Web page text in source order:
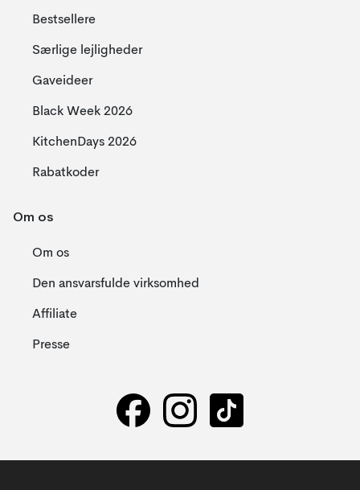
Bestsellere
Særlige lejligheder
Gaveideer
Black Week 2026
KitchenDays 2026
Rabatkoder
Om os
Om os
Den ansvarsfulde virksomhed
Affiliate
Presse